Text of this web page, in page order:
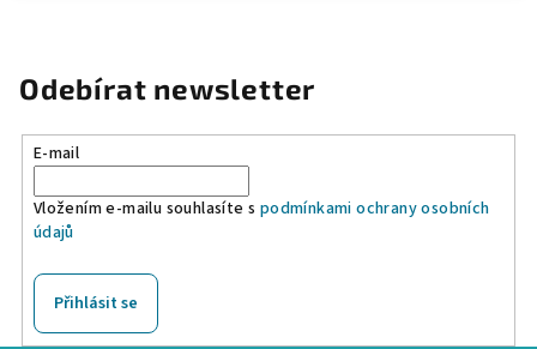
Odebírat newsletter
E-mail
Vložením e-mailu souhlasíte s podmínkami ochrany osobních
údajů
Přihlásit se